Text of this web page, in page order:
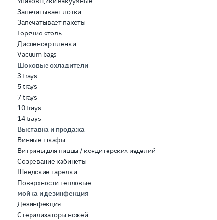
Запечатывает лотки
Запечатывает пакеты
Горячие столы
Диспенсер пленки
Vacuum bags
Шоковые охладители
3 trays
5 trays
7 trays
10 trays
14 trays
Выставка и продажа
Винные шкафы
Витрины для пиццы / кондитерских изделий
Созревание кабинеты
Шведские тарелки
Поверхности тепловые
мойка и дезинфекция
Дезинфекция
Стерилизаторы ножей